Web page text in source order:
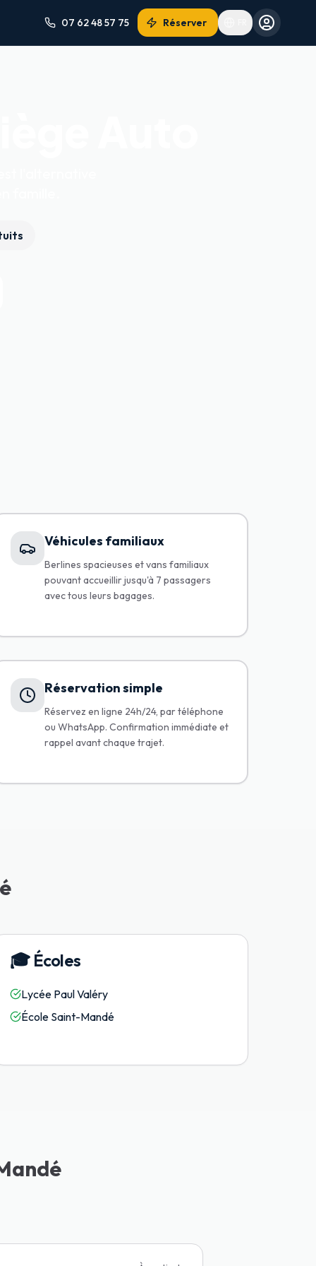
07 62 48 57 75 Réserver
Véhicules familiaux
Berlines spacieuses et vans familiaux
pouvant accueillir jusqu'à 7 passagers
avec tous leurs bagages.
Réservation simple
Réservez en ligne 24h/24, par téléphone
ou WhatsApp. Confirmation immédiate et
rappel avant chaque trajet.
🎓 Écoles
Lycée Paul Valéry
École Saint-Mandé